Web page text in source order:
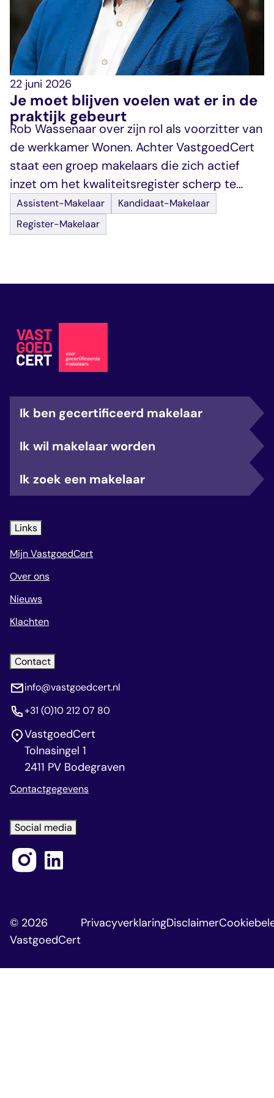
22 juni 2026
Je moet blijven voelen wat er in de
praktijk gebeurt
Rob Wassenaar over zijn rol als voorzitter van
de werkkamer Wonen. Achter VastgoedCert
staat een groep makelaars die zich actief
inzet om het kwaliteitsregister scherp te
houden. Eén van hen is Rob Wassenaar,
makelaar in Schiedam en voorzitter van de
werkkamer Wonen. Vanuit een echte
VastgoedCert.
Assistent-Makelaar
Kandidaat-Makelaar
Register-Makelaar
Ik ben gecertificeerd makelaar
Ik wil makelaar worden
Ik zoek een makelaar
Links
Mijn VastgoedCert
Over ons
Nieuws
Klachten
Contact
info@vastgoedcert.nl
+31 (0)10 212 07 80
VastgoedCert
Tolnasingel 1
2411 PV Bodegraven
Contactgegevens
Social media
© 2026
VastgoedCert
PrivacyverklaringDisclaimer